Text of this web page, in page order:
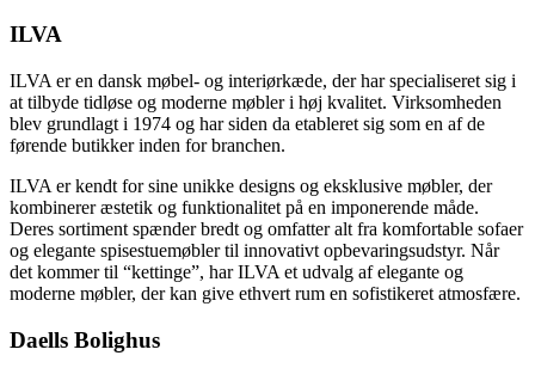
ILVA
ILVA er en dansk møbel- og interiørkæde, der har specialiseret sig i
at tilbyde tidløse og moderne møbler i høj kvalitet. Virksomheden
blev grundlagt i 1974 og har siden da etableret sig som en af de
førende butikker inden for branchen.
ILVA er kendt for sine unikke designs og eksklusive møbler, der
kombinerer æstetik og funktionalitet på en imponerende måde.
Deres sortiment spænder bredt og omfatter alt fra komfortable sofaer
og elegante spisestuemøbler til innovativt opbevaringsudstyr. Når
det kommer til “kettinge”, har ILVA et udvalg af elegante og
moderne møbler, der kan give ethvert rum en sofistikeret atmosfære.
Daells Bolighus